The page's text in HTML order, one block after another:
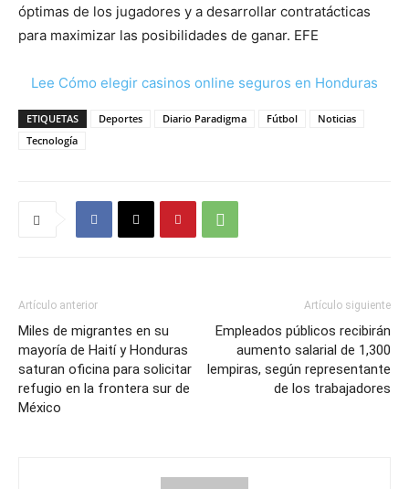
óptimas de los jugadores y a desarrollar contratácticas
para maximizar las posibilidades de ganar. EFE
Lee Cómo elegir casinos online seguros en Honduras
ETIQUETAS Deportes Diario Paradigma Fútbol
Noticias
Tecnología
Artículo anterior
Miles de migrantes en su
mayoría de Haití y Honduras
saturan oficina para solicitar
refugio en la frontera sur de
México
Artículo siguiente
Empleados públicos recibirán
aumento salarial de 1,300
lempiras, según representante
de los trabajadores